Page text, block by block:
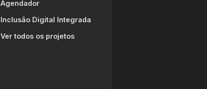
Agendador
Inclusão Digital Integrada
Ver todos os projetos